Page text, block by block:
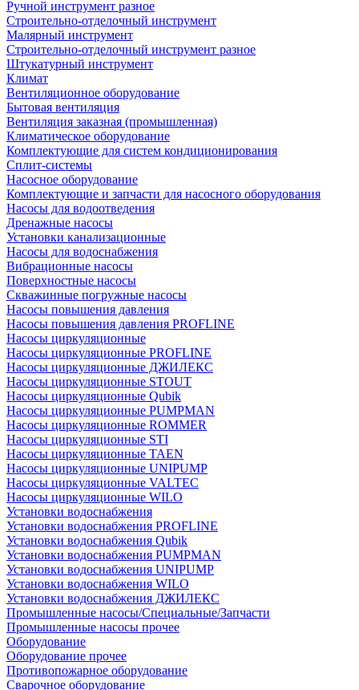
Ручной инструмент разное
Строительно-отделочный инструмент
Малярный инструмент
Строительно-отделочный инструмент разное
Штукатурный инструмент
Климат
Вентиляционное оборудование
Бытовая вентиляция
Вентиляция заказная (промышленная)
Климатическое оборудование
Комплектующие для систем кондиционирования
Сплит-системы
Насосное оборудование
Комплектующие и запчасти для насосного оборудования
Насосы для водоотведения
Дренажные насосы
Установки канализационные
Насосы для водоснабжения
Вибрационные насосы
Поверхностные насосы
Скважинные погружные насосы
Насосы повышения давления
Насосы повышения давления PROFLINE
Насосы циркуляционные
Насосы циркуляционные PROFLINE
Насосы циркуляционные ДЖИЛЕКС
Насосы циркуляционные STOUT
Насосы циркуляционные Qubik
Насосы циркуляционные PUMPMAN
Насосы циркуляционные ROMMER
Насосы циркуляционные STI
Насосы циркуляционные TAEN
Насосы циркуляционные UNIPUMP
Насосы циркуляционные VALTEC
Насосы циркуляционные WILO
Установки водоснабжения
Установки водоснабжения PROFLINE
Установки водоснабжения Qubik
Установки водоснабжения PUMPMAN
Установки водоснабжения UNIPUMP
Установки водоснабжения WILO
Установки водоснабжения ДЖИЛЕКС
Промышленные насосы/Специальные/Запчасти
Промышленные насосы прочее
Оборудование
Оборудование прочее
Противопожарное оборудование
Сварочное оборудование